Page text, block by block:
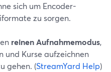
sich um Encoder-
zu sorgen.
reinen Aufnahmemodus,
und Kurse aufzeichnen
gehen. (StreamYard Help)